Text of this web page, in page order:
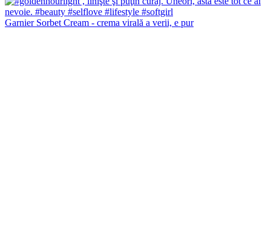
Garnier Sorbet Cream - crema virală a verii, e pur